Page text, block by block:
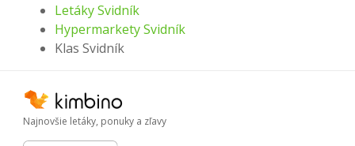
Letáky Svidník
Hypermarkety Svidník
Klas Svidník
Najnovšie letáky, ponuky a zľavy